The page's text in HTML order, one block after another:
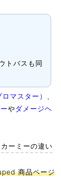
トバスも同
マスター）
やダメージヘ
ーミーの違い
商品ページ